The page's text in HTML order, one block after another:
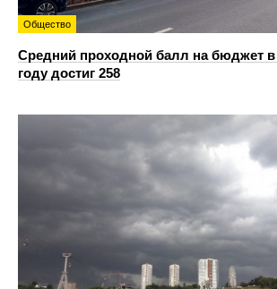
Общество
Средний проходной балл на бюджет
году достиг 258